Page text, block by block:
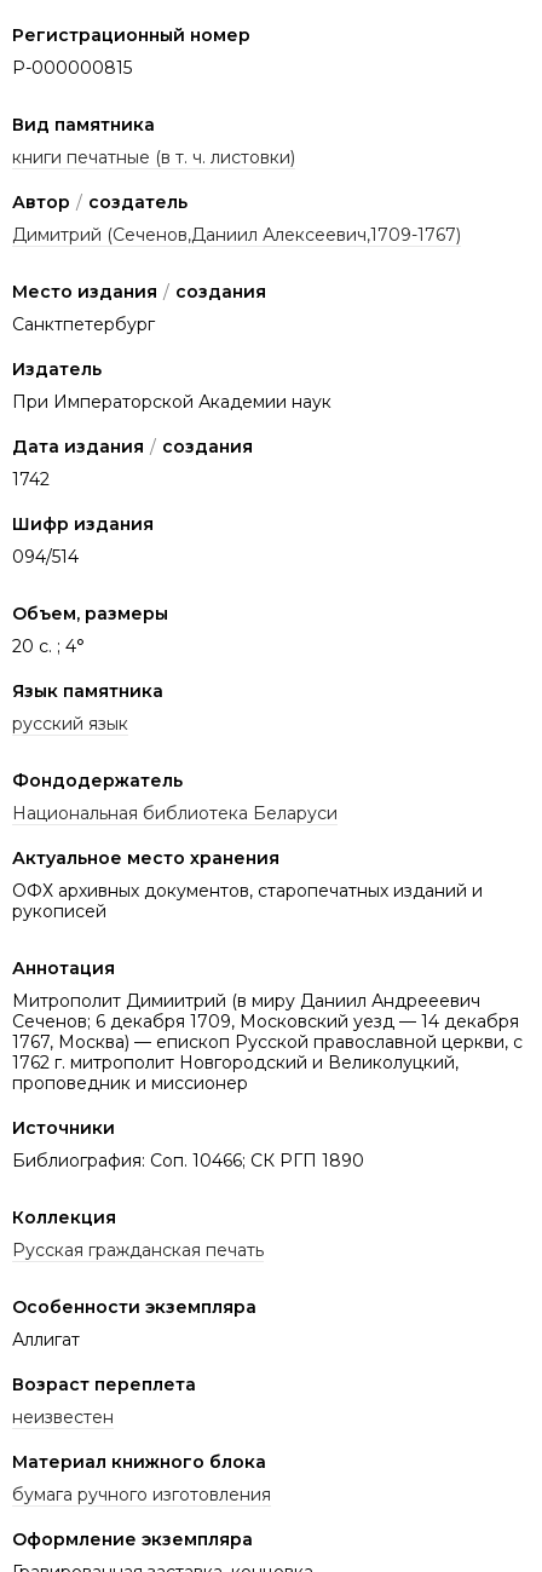
Регистрационный номер
P-000000815
Вид памятника
книги печатные (в т. ч. листовки)
Автор / создатель
Димитрий (Сеченов,Даниил Алексеевич,1709-1767)
Место издания / создания
Санктпетербург
Издатель
При Императорской Академии наук
Дата издания / создания
1742
Шифр издания
094/514
Объем, размеры
20 с. ; 4°
Язык памятника
русский язык
Фондодержатель
Национальная библиотека Беларуси
Актуальное место хранения
ОФХ архивных документов, старопечатных изданий и
рукописей
Аннотация
Митрополит Димиитрий (в миру Даниил Андрееевич
Сеченов; 6 декабря 1709, Московский уезд — 14 декабря
1767, Москва) — епископ Русской православной церкви, с
1762 г. митрополит Новгородский и Великолуцкий,
проповедник и миссионер
Источники
Библиография: Соп. 10466; СК РГП 1890
Коллекция
Русская гражданская печать
Особенности экземпляра
Аллигат
Возраст переплета
неизвестен
Материал книжного блока
бумага ручного изготовления
Оформление экземпляра